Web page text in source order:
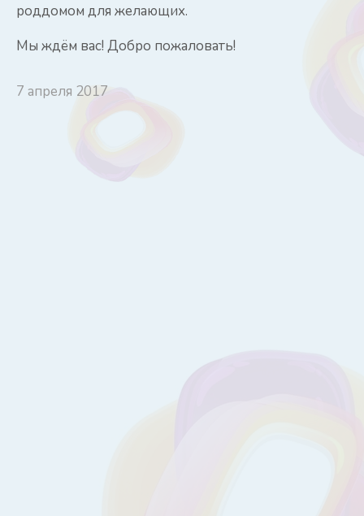
роддомом для желающих.
Мы ждём вас! Добро пожаловать!
7 апреля 2017